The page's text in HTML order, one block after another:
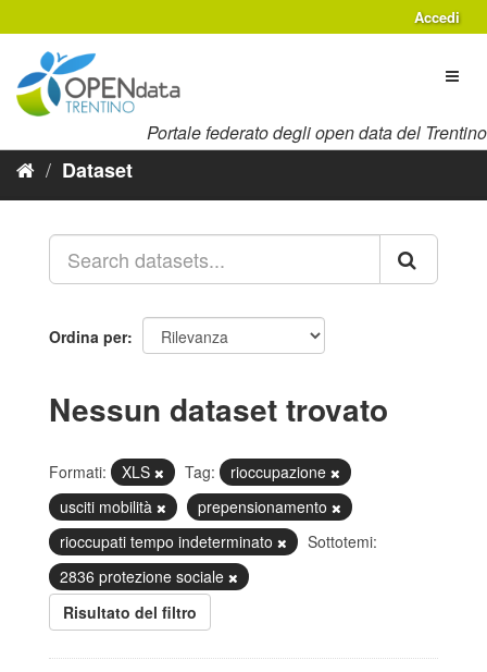
al
contenuto
Accedi
Portale federato degli open data del Trentino
Dataset
Ordina per
Nessun dataset trovato
Formati: XLS Tag:
rioccupazione
usciti mobilità
prepensionamento
rioccupati tempo indeterminato
Sottotemi:
2836 protezione sociale
Risultato del filtro